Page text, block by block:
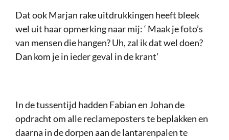
Dat ook Marjan rake uitdrukkingen heeft bleek
wel uit haar opmerking naar mij: ‘ Maak je foto’s
van mensen die hangen? Uh, zal ik dat wel doen?
Dan kom je in ieder geval in de krant’
In de tussentijd hadden Fabian en Johan de
opdracht om alle reclameposters te beplakken en
daarna in de dorpen aan de lantarenpalen te